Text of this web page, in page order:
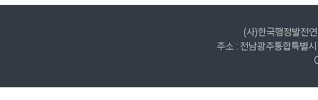
(사)한국행정
주소 : 전남광주통합특별